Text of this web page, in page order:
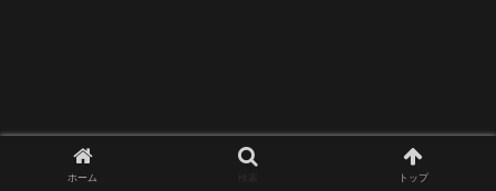
ホーム トップ